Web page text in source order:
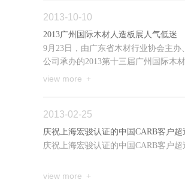
2013-10-10
2013广州国际木材人造板展人气低迷
9月23日，由广东省木材行业协会主办
公司承办的2013第十三届广州国际木
木门、木塑及机械展览会在琶洲国际
view more +
2013-02-25
庆祝上海宏骏认证的中国CARB客户超
庆祝上海宏骏认证的中国CARB客户超
view more +